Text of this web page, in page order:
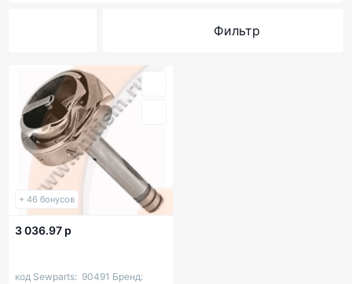
Фильтр
+ 46 бонусов
3 036.97 р
код Sewparts: 90491 Бренд: